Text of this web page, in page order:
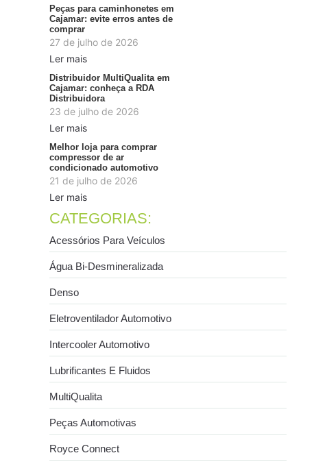
Peças para caminhonetes em
Cajamar: evite erros antes de
comprar
27 de julho de 2026
Ler mais
Distribuidor MultiQualita em
Cajamar: conheça a RDA
Distribuidora
23 de julho de 2026
Ler mais
Melhor loja para comprar
compressor de ar
condicionado automotivo
21 de julho de 2026
Ler mais
CATEGORIAS:
Acessórios Para Veículos
Água Bi-Desmineralizada
Denso
Eletroventilador Automotivo
Intercooler Automotivo
Lubrificantes E Fluidos
MultiQualita
Peças Automotivas
Royce Connect